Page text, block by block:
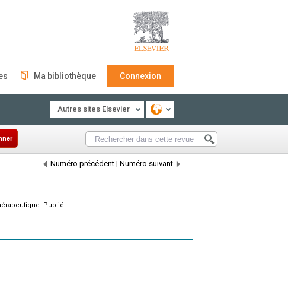
Ma bibliothèque Connexion
Autres sites Elsevier
Numéro précédent | Numéro suivant
Publié